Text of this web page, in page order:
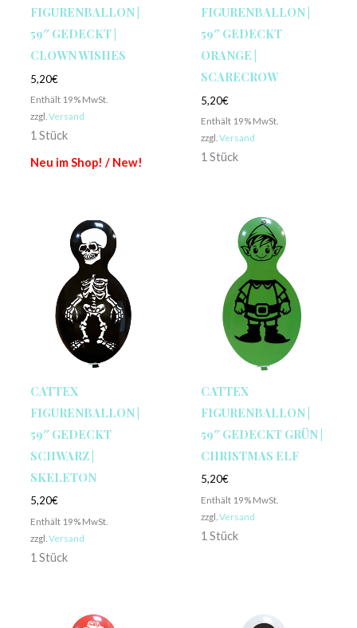
FIGURENBALLON |
59″ GEDECKT |
CLOWN WISHES
5,20€
Enthält 19% MwSt.
zzgl. Versand
1 Stück
Neu im Shop! / New!
FIGURENBALLON |
59″ GEDECKT
ORANGE |
SCARECROW
5,20€
Enthält 19% MwSt.
zzgl. Versand
1 Stück
CATTEX
FIGURENBALLON |
59″ GEDECKT
SCHWARZ |
SKELETON
5,20€
Enthält 19% MwSt.
zzgl. Versand
1 Stück
CATTEX
FIGURENBALLON |
59″ GEDECKT GRÜN |
CHRISTMAS ELF
5,20€
Enthält 19% MwSt.
zzgl. Versand
1 Stück